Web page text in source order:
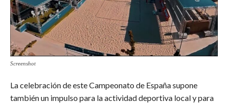
Screenshot
La celebración de este Campeonato de España supone
también un impulso para la actividad deportiva local y para